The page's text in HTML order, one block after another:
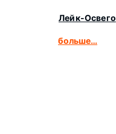
Лейк-Освего
больше…